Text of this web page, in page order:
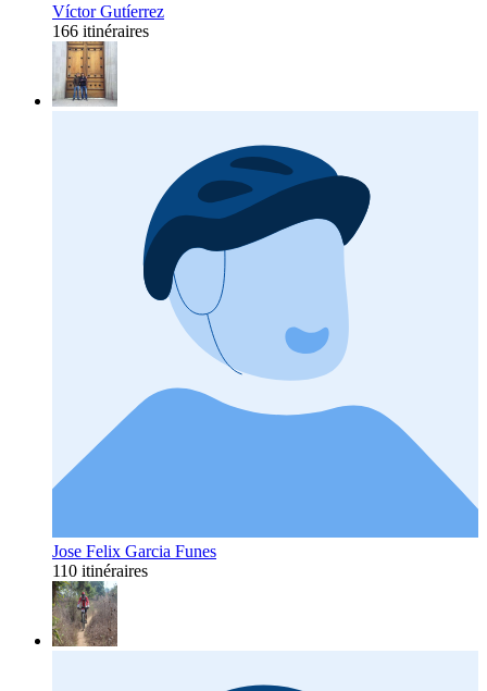
Víctor Gutíerrez
166 itinéraires
Jose Felix Garcia Funes
110 itinéraires